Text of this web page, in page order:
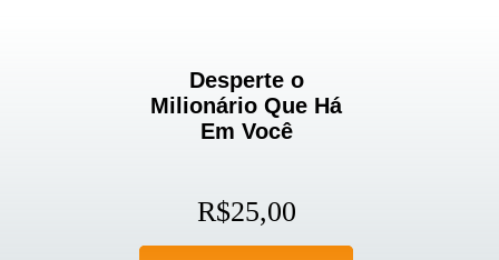
Desperte o
Milionário Que Há
Em Você
R$25,00